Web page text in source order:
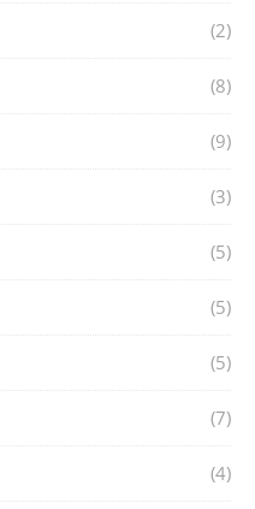
(2)
(8)
(9)
(3)
(5)
(5)
(5)
(7)
(4)